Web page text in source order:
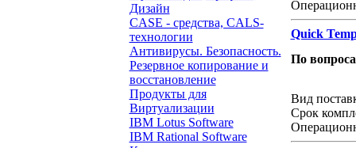
Дизайн
CASE - средства, CALS-
технологии
Антивирусы. Безопасность.
Резервное копирование и
восстановление
Продукты для
Виртуализации
IBM Lotus Software
IBM Rational Software
Quick
По
Вид
Срок